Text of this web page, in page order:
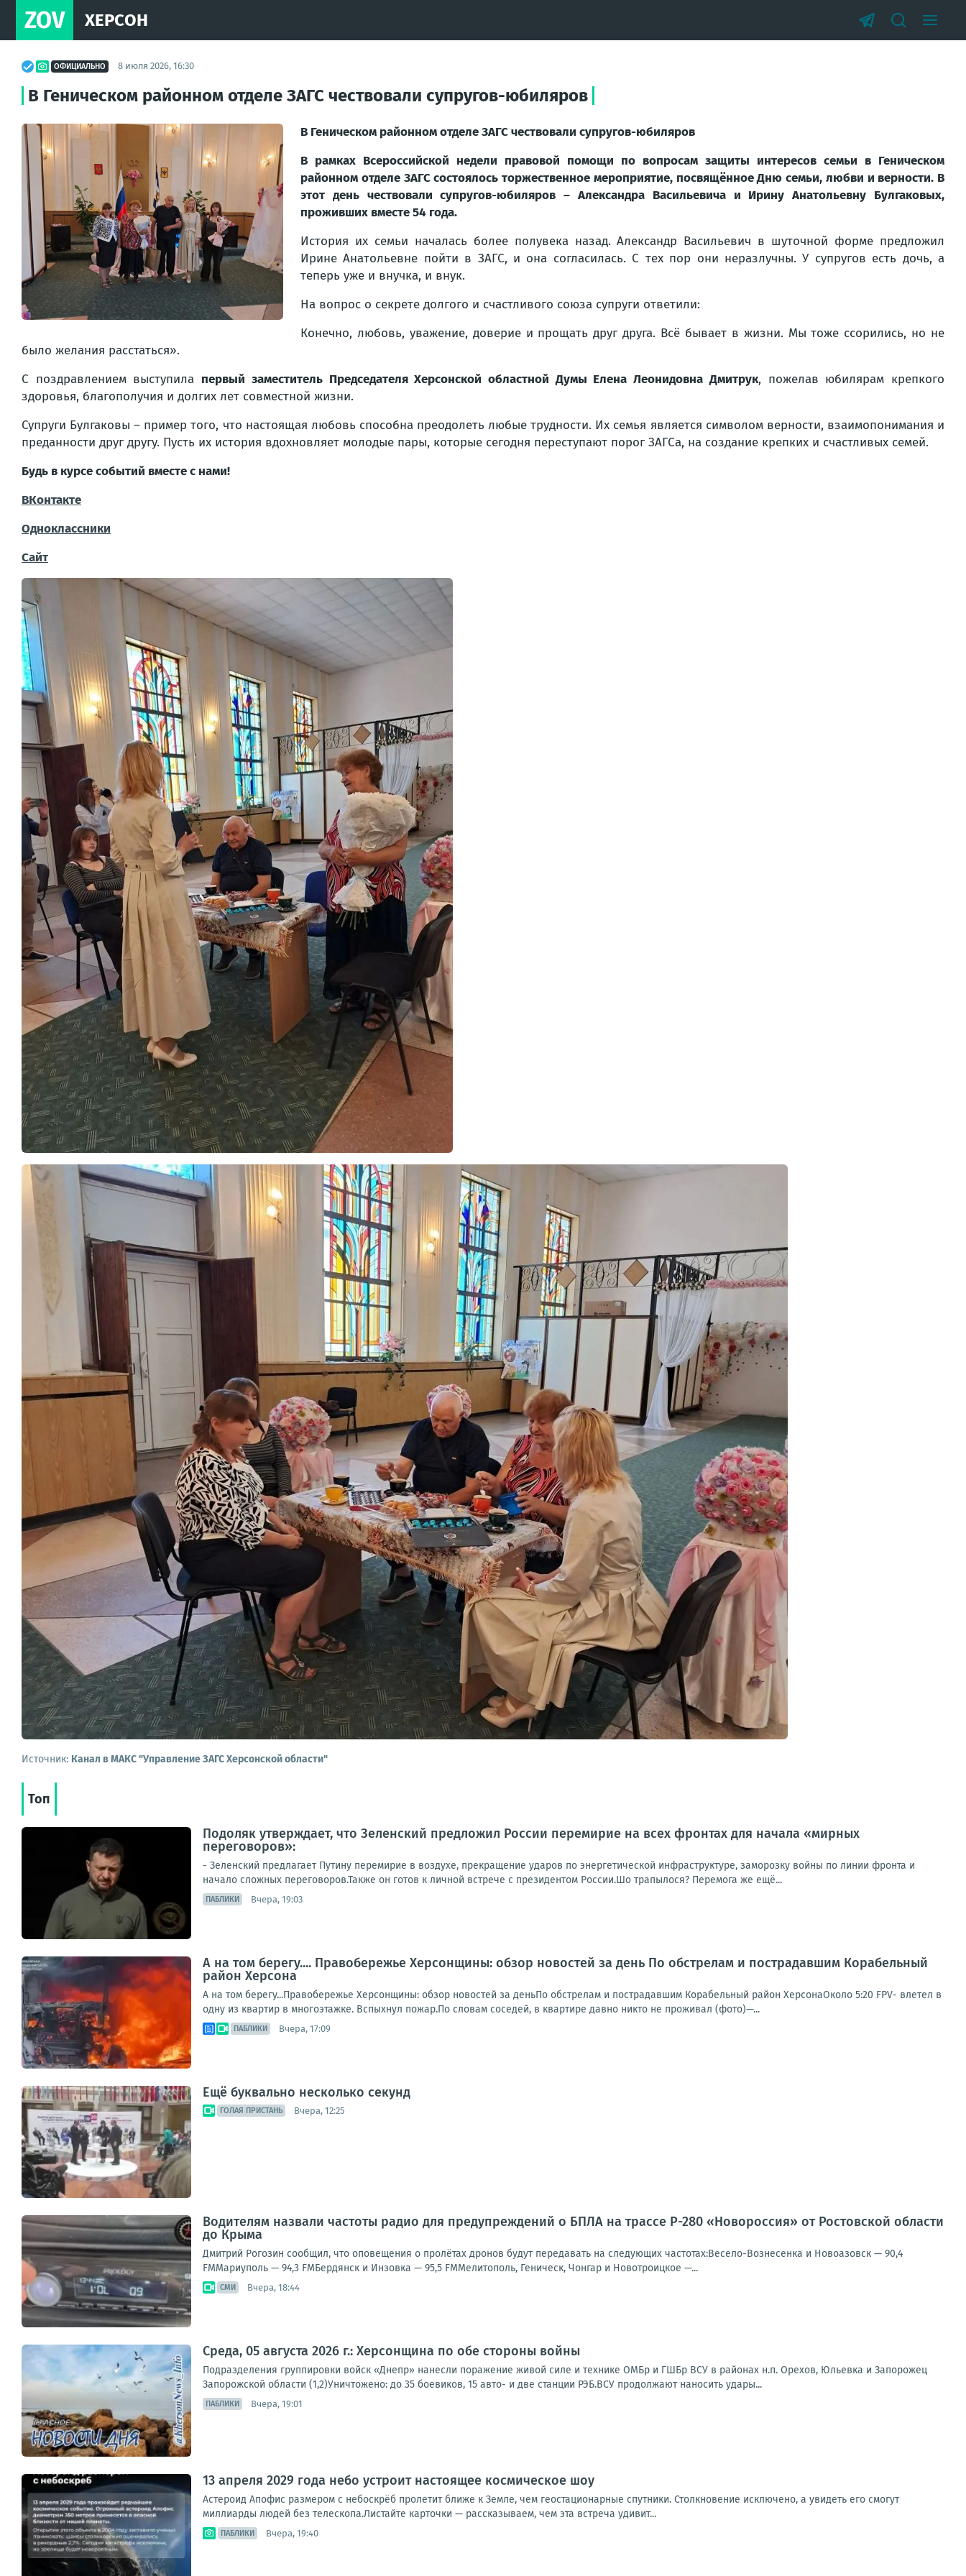
ZOV ХЕРСОН
ОФИЦИАЛЬНО 8 июля 2026, 16:30
В Геническом районном отделе ЗАГС чествовали супругов-юбиляров
В Геническом районном отделе ЗАГС чествовали супругов-юбиляров
В рамках Всероссийской недели правовой помощи по вопросам защиты интересов семьи в Геническом
районном отделе ЗАГС состоялось торжественное мероприятие, посвящённое Дню семьи, любви и верности. В
этот день чествовали супругов-юбиляров – Александра Васильевича и Ирину Анатольевну Булгаковых,
проживших вместе 54 года.
История их семьи началась более полувека назад. Александр Васильевич в шуточной форме предложил
Ирине Анатольевне пойти в ЗАГС, и она согласилась. С тех пор они неразлучны. У супругов есть дочь, а
теперь уже и внучка, и внук.
На вопрос о секрете долгого и счастливого союза супруги ответили:
Конечно, любовь, уважение, доверие и прощать друг друга. Всё бывает в жизни. Мы тоже ссорились, но не
было желания расстаться».
С поздравлением выступила первый заместитель Председателя Херсонской областной Думы Елена Леонидовна Дмитрук, пожелав юбилярам крепкого
здоровья, благополучия и долгих лет совместной жизни.
Супруги Булгаковы – пример того, что настоящая любовь способна преодолеть любые трудности. Их семья является символом верности, взаимопонимания и
преданности друг другу. Пусть их история вдохновляет молодые пары, которые сегодня переступают порог ЗАГСа, на создание крепких и счастливых семей.
Будь в курсе событий вместе с нами!
ВКонтакте
Одноклассники
Сайт
Источник: Канал в МАКС "Управление ЗАГС Херсонской области"
Топ
Подоляк утверждает, что Зеленский предложил России перемирие на всех фронтах для начала «мирных
переговоров»:
- Зеленский предлагает Путину перемирие в воздухе, прекращение ударов по энергетической инфраструктуре, заморозку войны по линии фронта и
начало сложных переговоров.Также он готов к личной встрече с президентом России.Шо трапылося? Перемога же ещё...
ПАБЛИКИ Вчера, 19:03
А на том берегу.... Правобережье Херсонщины: обзор новостей за день По обстрелам и пострадавшим Корабельный
район Херсона
А на том берегу...Правобережье Херсонщины: обзор новостей за деньПо обстрелам и пострадавшим Корабельный район ХерсонаОколо 5:20 FPV- влетел в
одну из квартир в многоэтажке. Вспыхнул пожар.По словам соседей, в квартире давно никто не проживал (фото)—...
ПАБЛИКИ Вчера, 17:09
Ещё буквально несколько секунд
ГОЛАЯ ПРИСТАНЬ Вчера, 12:25
Водителям назвали частоты радио для предупреждений о БПЛА на трассе Р-280 «Новороссия» от Ростовской области
до Крыма
Дмитрий Рогозин сообщил, что оповещения о пролётах дронов будут передавать на следующих частотах:Весело-Вознесенка и Новоазовск — 90,4
FMМариуполь — 94,3 FMБердянск и Инзовка — 95,5 FMМелитополь, Геническ, Чонгар и Новотроицкое —...
СМИ Вчера, 18:44
Среда, 05 августа 2026 г.: Херсонщина по обе стороны войны
Подразделения группировки войск «Днепр» нанесли поражение живой силе и технике ОМБр и ГШБр ВСУ в районах н.п. Орехов, Юльевка и Запорожец
Запорожской области (1,2)Уничтожено: до 35 боевиков, 15 авто- и две станции РЭБ.ВСУ продолжают наносить удары...
ПАБЛИКИ Вчера, 19:01
13 апреля 2029 года небо устроит настоящее космическое шоу
Астероид Апофис размером с небоскрёб пролетит ближе к Земле, чем геостационарные спутники. Столкновение исключено, а увидеть его смогут
миллиарды людей без телескопа.Листайте карточки — рассказываем, чем эта встреча удивит...
ПАБЛИКИ Вчера, 19:40